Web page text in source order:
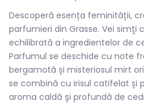
Descoperă esența feminității,
parfumieri din Grasse. Vei
echilibrată a ingredientelor de
Parfumul se deschide cu note
bergamotă și misteriosul mirt
se combină cu irisul catifelat și
aroma caldă şi profundă de